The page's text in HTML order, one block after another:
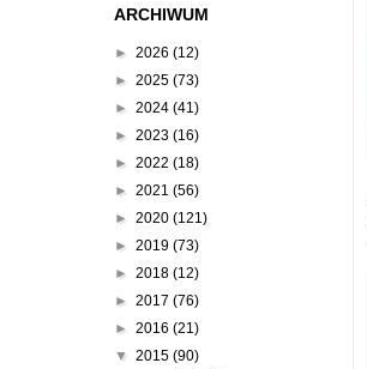
ARCHIWUM
► 2026 (12)
► 2025 (73)
► 2024 (41)
► 2023 (16)
► 2022 (18)
► 2021 (56)
► 2020 (121)
► 2019 (73)
► 2018 (12)
► 2017 (76)
► 2016 (21)
▼ 2015 (90)